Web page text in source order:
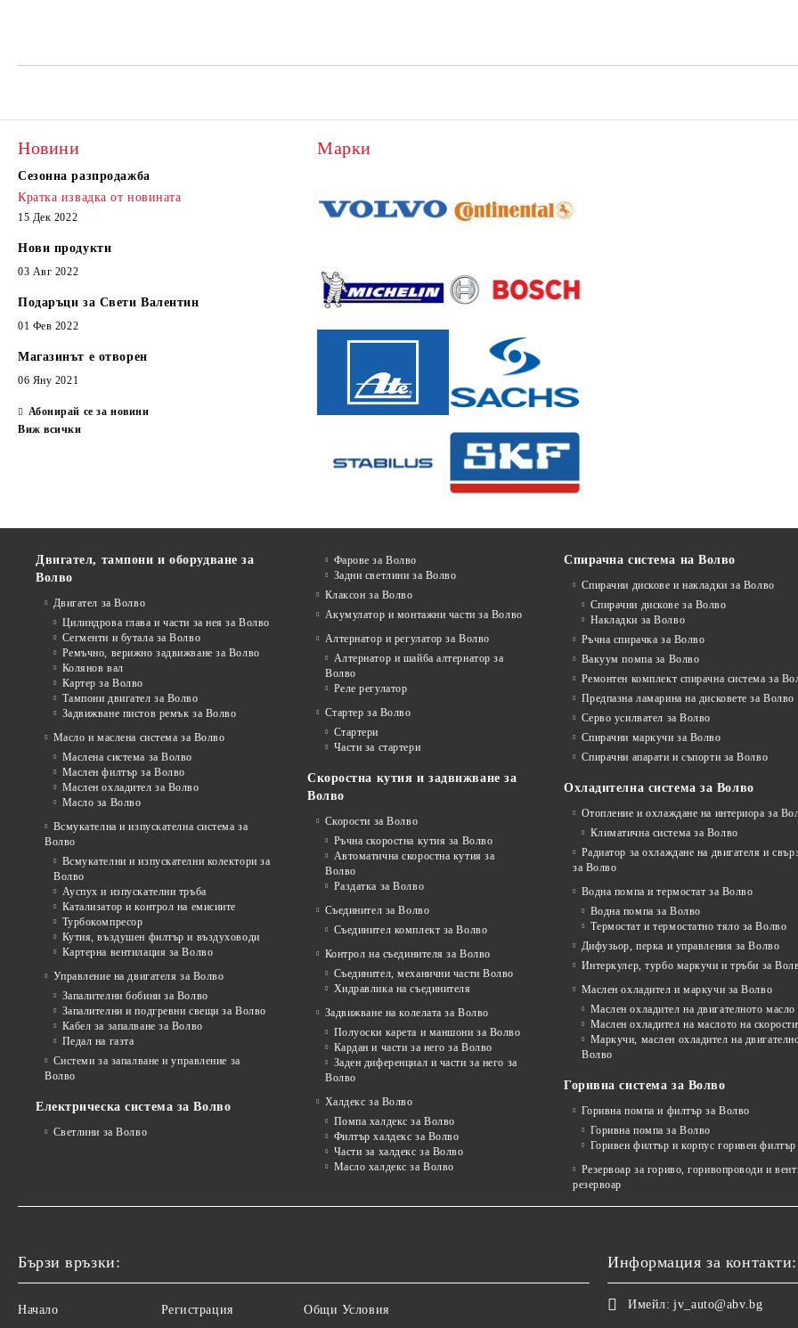
Новини
Сезонна разпродажба
Кратка извадка от новината
15 Дек 2022
Нови продукти
03 Авг 2022
Подаръци за Свети Валентин
01 Фев 2022
Магазинът е отворен
06 Яну 2021
Абонирай се за новини
Виж всички
Марки
Двигател, тампони и оборудване за
Волво
Двигател за Волво
Цилиндрова глава и части за нея за Волво
Сегменти и бутала за Волво
Ремъчно, верижно задвижване за Волво
Колянов вал
Картер за Волво
Тампони двигател за Волво
Задвижване пистов ремък за Волво
Масло и маслена система за Волво
Маслена система за Волво
Маслен филтър за Волво
Маслен охладител за Волво
Масло за Волво
Всмукателна и изпускателна система за
Волво
Всмукателни и изпускателни колектори за
Волво
Ауспух и изпускателни тръба
Катализатор и контрол на емисиите
Турбокомпресор
Кутия, въздушен филтър и въздуховоди
Картерна вентилация за Волво
Управление на двигателя за Волво
Запалителни бобини за Волво
Запалителни и подгревни свещи за Волво
Кабел за запалване за Волво
Педал на газта
Системи за запалване и управление за
Волво
Електрическа система за Волво
Светлини за Волво
Фарове за Волво
Задни светлини за Волво
Клаксон за Волво
Акумулатор и монтажни части за Волво
Алтернатор и регулатор за Волво
Алтернатор и шайба алтернатор за
Волво
Реле регулатор
Стартер за Волво
Стартери
Части за стартери
Скоростна кутия и задвижване за
Волво
Скорости за Волво
Ръчна скоростна кутия за Волво
Автоматична скоростна кутия за
Волво
Раздатка за Волво
Съединител за Волво
Съединител комплект за Волво
Контрол на съединителя за Волво
Съединител, механични части Волво
Хидравлика на съединителя
Задвижване на колелата за Волво
Полуоски карета и маншони за Волво
Кардан и части за него за Волво
Заден диференциал и части за него за
Волво
Халдекс за Волво
Помпа халдекс за Волво
Филтър халдекс за Волво
Части за халдекс за Волво
Масло халдекс за Волво
Спирачна система на Волво
Спирачни дискове и накладки за Волво
Спирачни дискове за Волво
Накладки за Волво
Ръчна спирачка за Волво
Вакуум помпа за Волво
Ремонтен комплект спирачна система за
Предпазна ламарина на дисковете за Волво
Серво усилвател за Волво
Спирачни маркучи за Волво
Спирачни апарати и съпорти за Волво
Охладителна система за Волво
Отопление и охлаждане на интериора за
Климатична система за Волво
Радиатор за охлаждане на двигателя и
за Волво
Водна помпа и термостат за Волво
Водна помпа за Волво
Термостат и термостатно тяло за Волво
Дифузьор, перка и управления за Волво
Интеркулер, турбо маркучи и тръби за
Маслен охладител и маркучи за Волво
Маслен охладител на двигателното
Маслен охладител на маслото на
Маркучи, маслен охладител на
Волво
Горивна система за Волво
Горивна помпа и филтър за Волво
Горивна помпа за Волво
Горивен филтър и корпус горивен
Резервоар за гориво, горивопроводи и
резервоар
Бързи връзки:
Начало Регистрация Общи Условия
Информация за контакти:
Имейл: jv_auto@abv.bg